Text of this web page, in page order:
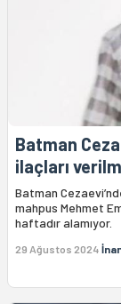
Batman
ilaçları
Batman
mahpus Mehmet
haftadır alamıyor.
29 Ağustos 2024